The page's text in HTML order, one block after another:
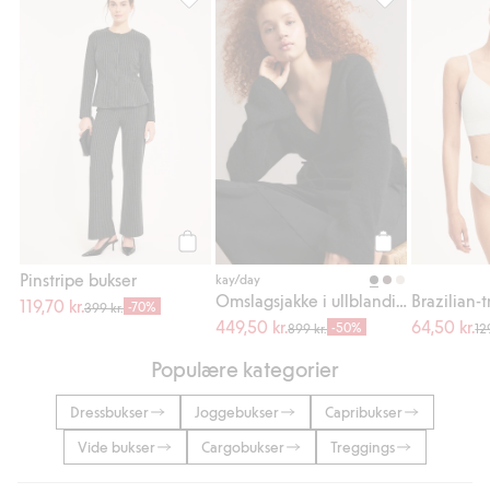
Legg til
Pinstripe bukser
119,70 kr.399 kr. -70%
Pinstripe bukser, Legg til i favoriter
Legg til
kay/day
Omslagsjakke i ullblanding
449,50 kr.899 kr. -50%
Brazilian-
64,50 kr.
Populære kategorier
Dressbukser Joggebukser
Capribukser
Vide bukser
Cargobukser Treggings